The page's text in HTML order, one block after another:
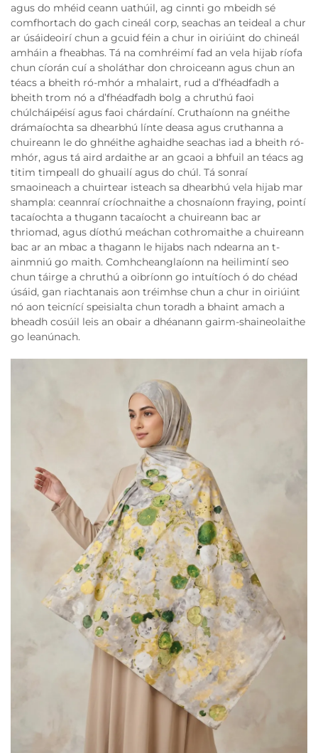
agus do mhéid ceann uathúil, ag cinnti go mbeidh sé
comfhortach do gach cineál corp, seachas an teideal a chur
ar úsáideoirí chun a gcuid féin a chur in oiriúint do chineál
amháin a fheabhas. Tá na comhréimí fad an vela hijab ríofa
chun cíorán cuí a sholáthar don chroiceann agus chun an
téacs a bheith ró-mhór a mhalairt, rud a d’fhéadfadh a
bheith trom nó a d’fhéadfadh bolg a chruthú faoi
chúlcháipéisí agus faoi chárdaíní. Cruthaíonn na gnéithe
drámaíochta sa dhearbhú línte deasa agus cruthanna a
chuireann le do ghnéithe aghaidhe seachas iad a bheith ró-
mhór, agus tá aird ardaithe ar an gcaoi a bhfuil an téacs ag
titim timpeall do ghuailí agus do chúl. Tá sonraí
smaoineach a chuirtear isteach sa dhearbhú vela hijab mar
shampla: ceannraí críochnaithe a chosnaíonn fraying, pointí
tacaíochta a thugann tacaíocht a chuireann bac ar
thriomad, agus díothú meáchan cothromaithe a chuireann
bac ar an mbac a thagann le hijabs nach ndearna an t-
ainmniú go maith. Comhcheanglaíonn na heilimintí seo
chun táirge a chruthú a oibríonn go intuítíoch ó do chéad
úsáid, gan riachtanais aon tréimhse chun a chur in oiriúint
nó aon teicnící speisialta chun toradh a bhaint amach a
bheadh cosúil leis an obair a dhéanann gairm-shaineolaithe
go leanúnach.